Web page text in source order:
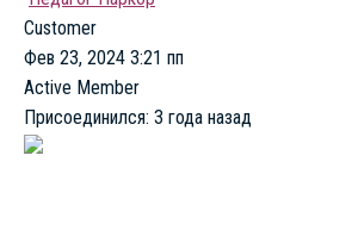
Customer
Фев 23, 2024 3:21 пп
Active Member
Присоединился: 3 года назад